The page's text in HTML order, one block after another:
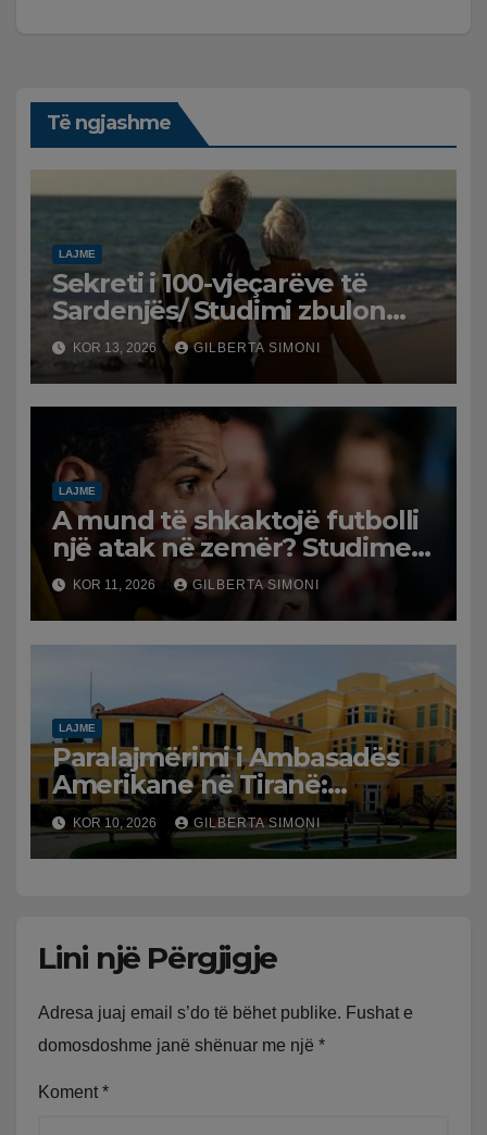
Të ngjashme
LAJME
Sekreti i 100-vjeçarëve të
Sardenjës/ Studimi zbulon
rolin e mendjes dhe
emocioneve
KOR 13, 2026 GILBERTA SIMONI
LAJME
A mund të shkaktojë futbolli
një atak në zemër? Studimet
zbulojnë rrezikun që sjell
stresi i ndeshjeve për tifozët
KOR 11, 2026 GILBERTA SIMONI
LAJME
Paralajmërimi i Ambasadës
Amerikane në Tiranë:
Prindërit që përdorin vizat
turistike për të lindur në
SHBA mund të mos u
KOR 10, 2026 GILBERTA SIMONI
Lini një Përgjigje
Adresa juaj email s’do të bëhet publike. Fushat e
domosdoshme janë shënuar me një *
Koment *